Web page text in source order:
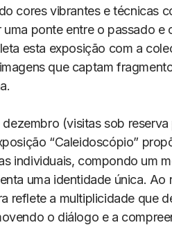
cores vibrantes e técnicas
uma ponte entre o passado e
esta exposição com a
que captam
(visitas sob reserva
“Caleidoscópio”
individuais, compondo um
uma identidade única. Ao
reflete a multiplicidade que
o diálogo e a